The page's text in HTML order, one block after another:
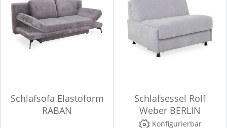
Schlafsofa Elastoform
RABAN
Schlafsessel Rolf
Weber BERLIN
Konfigurierbar